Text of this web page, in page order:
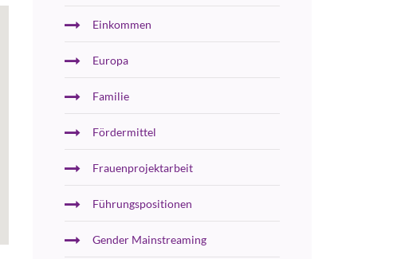
Einkommen
Europa
Familie
Fördermittel
Frauenprojektarbeit
Führungspositionen
Gender Mainstreaming